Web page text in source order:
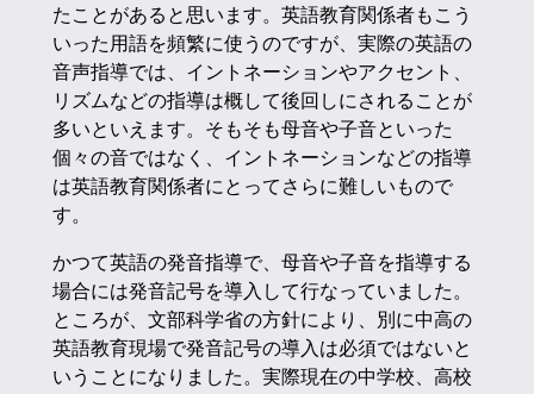
たことがあると思います。英語教育関係者もこう
いった用語を頻繁に使うのですが、実際の英語の
音声指導では、イントネーションやアクセント、
リズムなどの指導は概して後回しにされることが
多いといえます。そもそも母音や子音といった
個々の音ではなく、イントネーションなどの指導
は英語教育関係者にとってさらに難しいもので
す。
かつて英語の発音指導で、母音や子音を指導する
場合には発音記号を導入して行なっていました。
ところが、文部科学省の方針により、別に中高の
英語教育現場で発音記号の導入は必須ではないと
いうことになりました。実際現在の中学校、高校